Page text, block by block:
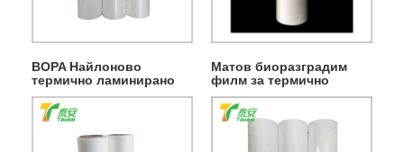
BOPA Найлоново
термично ламинирано
фолио на ролки
Матов биоразградим
филм за термично
ламиниране